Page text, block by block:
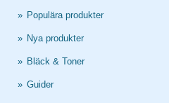
» Populära produkter
» Nya produkter
» Bläck & Toner
» Guider